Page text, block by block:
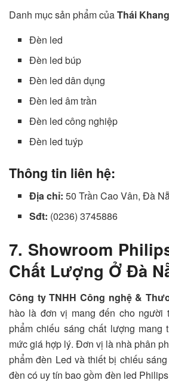
Danh mục sản phẩm củaThái
Đèn led
Đèn led búp
Đèn led dân dụng
Đèn led âm trần
Đèn led công nghiệp
Đèn led tuýp
Thông tin liên hệ:
Địa chỉ: 50 Trần Cao Vân, Đà
Sđt: (0236) 3745886
7. Showroom
Chất Lượng Ở Đà
Công ty TNHH Công nghệ &
hào là đơn vị mang đến cho người
phẩm chiếu sáng chất lượng mang
mức giá hợp lý. Đơn vị là nhà phân
phẩm đèn Led và thiết bị chiếu
đèn có uy tín bao gồm đèn led